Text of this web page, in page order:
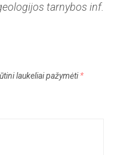
tarnybos inf.
laukeliai pažymėti*